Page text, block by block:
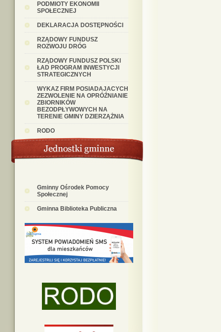
PODMIOTY EKONOMII
SPOŁECZNEJ
DEKLARACJA DOSTĘPNOŚCI
RZĄDOWY FUNDUSZ
ROZWOJU DRÓG
RZĄDOWY FUNDUSZ POLSKI
ŁAD PROGRAM INWESTYCJI
STRATEGICZNYCH
WYKAZ FIRM POSIADAJACYCH
ZEZWOLENIE NA OPRÓŹNIANIE
ZBIORNIKÓW
BEZODPŁYWOWYCH NA
TERENIE GMINY DZIERZĄŻNIA
RODO
Gminny Ośrodek Pomocy
Społecznej
Gminna Biblioteka Publiczna